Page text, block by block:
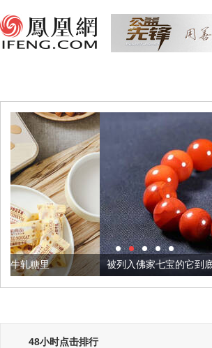
被列入佛家七宝的它到底有多美？
48小时点击排行